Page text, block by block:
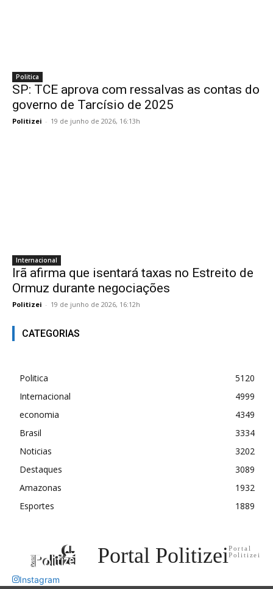
Politica
SP: TCE aprova com ressalvas as contas do
governo de Tarcísio de 2025
Politizei - 19 de junho de 2026, 16:13h
Internacional
Irã afirma que isentará taxas no Estreito de
Ormuz durante negociações
Politizei - 19 de junho de 2026, 16:12h
CATEGORIAS
Politica
5120
Internacional
4999
economia
4349
Brasil
3334
Noticias
3202
Destaques
3089
Amazonas
1932
Esportes
1889
Portal PolitizeiPortal
Politizei
Instagram